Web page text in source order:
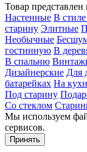
Товар представлен
Настенные В
старину Элитные
Необычные
гостинную В
В спальню
Дизайнерские Для
батарейках На
Под старину
Со стеклом
Мы используем
сервисов.
Принять